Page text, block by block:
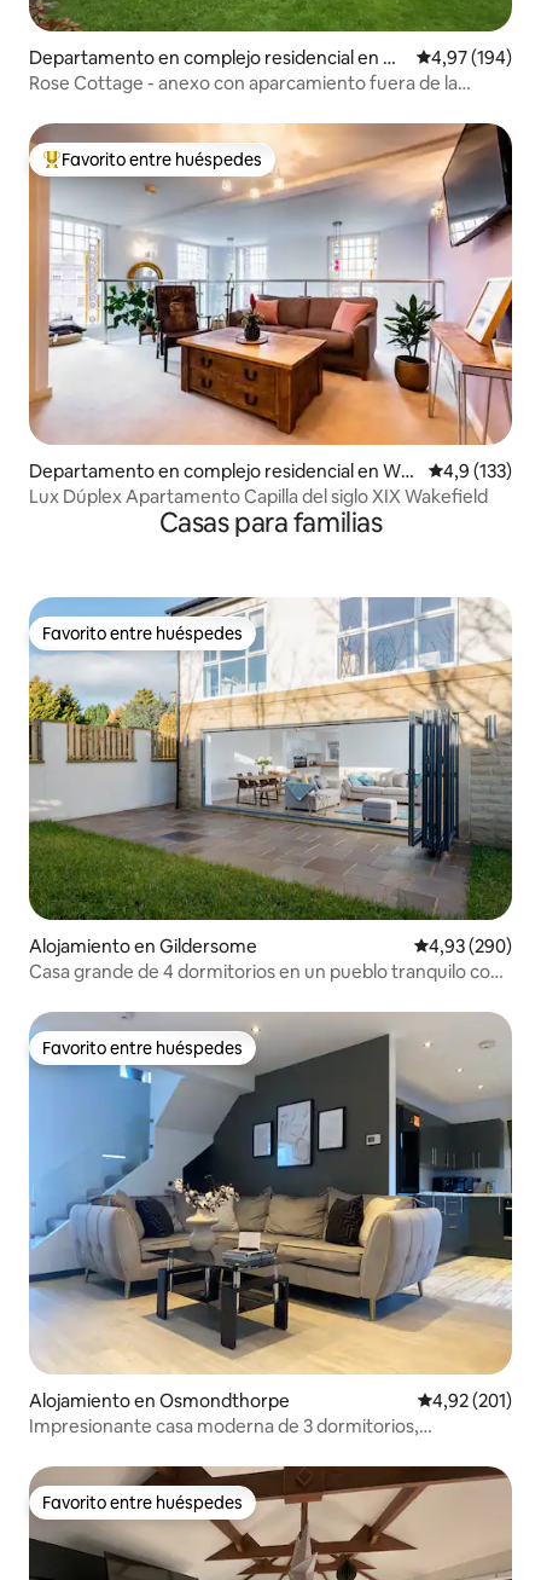
Departamento en complejo residencial en W
est Yorkshire
Calificación
4,97 (194)
Rose Cottage - anexo con aparcamiento fuera de la
Favorito entre los huéspedes más destacados
Favorito entre huéspedes
Departamento en complejo residencial en Wes
t Yorkshire
Calificación
4,9 (133)
Lux Dúplex Apartamento Capilla del siglo XIX Wakefield
Casas para familias
Favorito entre huéspedes
Favorito entre huéspedes
Alojamiento en Gildersome Calificación
4,93 (290)
Casa grande de 4 dormitorios en un pueblo tranquilo con
Favorito entre huéspedes
Favorito entre huéspedes
Alojamiento en Osmondthorpe Calificación
4,92 (201)
Impresionante casa moderna de 3 dormitorios,
Favorito entre huéspedes
Favorito entre huéspedes